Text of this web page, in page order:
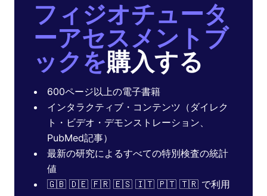
フィジオチュータ
ーアセスメントブ
ックを購入する
600ページ以上の電子書籍
インタラクティブ・コンテンツ（ダイレク
ト・ビデオ・デモンストレーション、
PubMed記事）
最新の研究によるすべての特別検査の統計
値
🇬🇧 🇩🇪 🇫🇷 🇪🇸 🇮🇹 🇵🇹 🇹🇷 で利用